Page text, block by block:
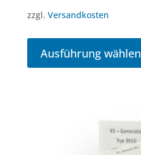
zzgl. Versandkosten
Ausführung wählen